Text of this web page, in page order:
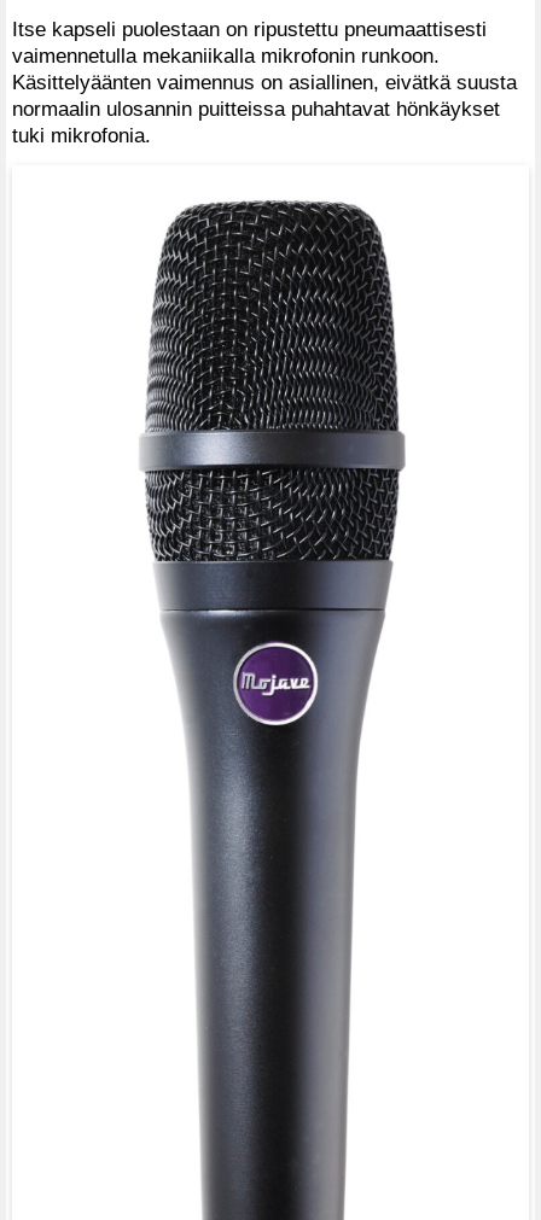
Itse kapseli puolestaan on ripustettu pneumaattisesti
vaimennetulla mekaniikalla mikrofonin runkoon.
Käsittelyäänten vaimennus on asiallinen, eivätkä suusta
normaalin ulosannin puitteissa puhahtavat hönkäykset
tuki mikrofonia.